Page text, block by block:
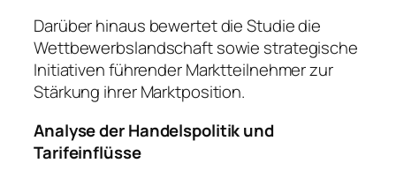
Darüber hinaus bewertet die Studie die
Wettbewerbslandschaft sowie strategische
Initiativen führender Marktteilnehmer zur
Stärkung ihrer Marktposition.
Analyse der Handelspolitik und
Tarifeinflüsse